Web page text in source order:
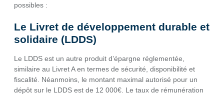
possibles :
Le Livret de développement durable et
solidaire (LDDS)
Le LDDS est un autre produit d’épargne réglementée,
similaire au Livret A en termes de sécurité, disponibilité et
fiscalité. Néanmoins, le montant maximal autorisé pour un
dépôt sur le LDDS est de 12 000€. Le taux de rémunération